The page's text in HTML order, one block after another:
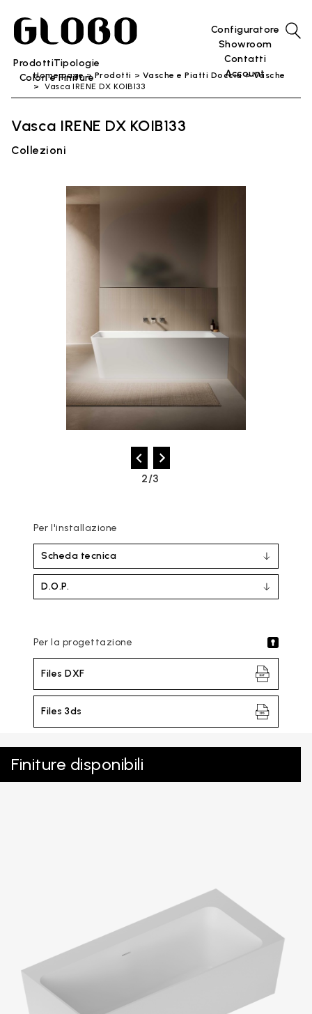
ProdottiTipologie
Colori e Finiture
Configuratore
Showroom
Contatti
Account
Home page Prodotti Vasche e Piatti Doccia
Vasche
Vasca IRENE DX KOIB133
Vasca IRENE DX KOIB133
Collezioni
2/3
Per l'installazione
Scheda tecnica
D.O.P.
Per la progettazione
Files DXF
Files 3ds
Finiture disponibili